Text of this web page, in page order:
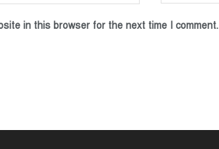
in this browser for the next time I comment.